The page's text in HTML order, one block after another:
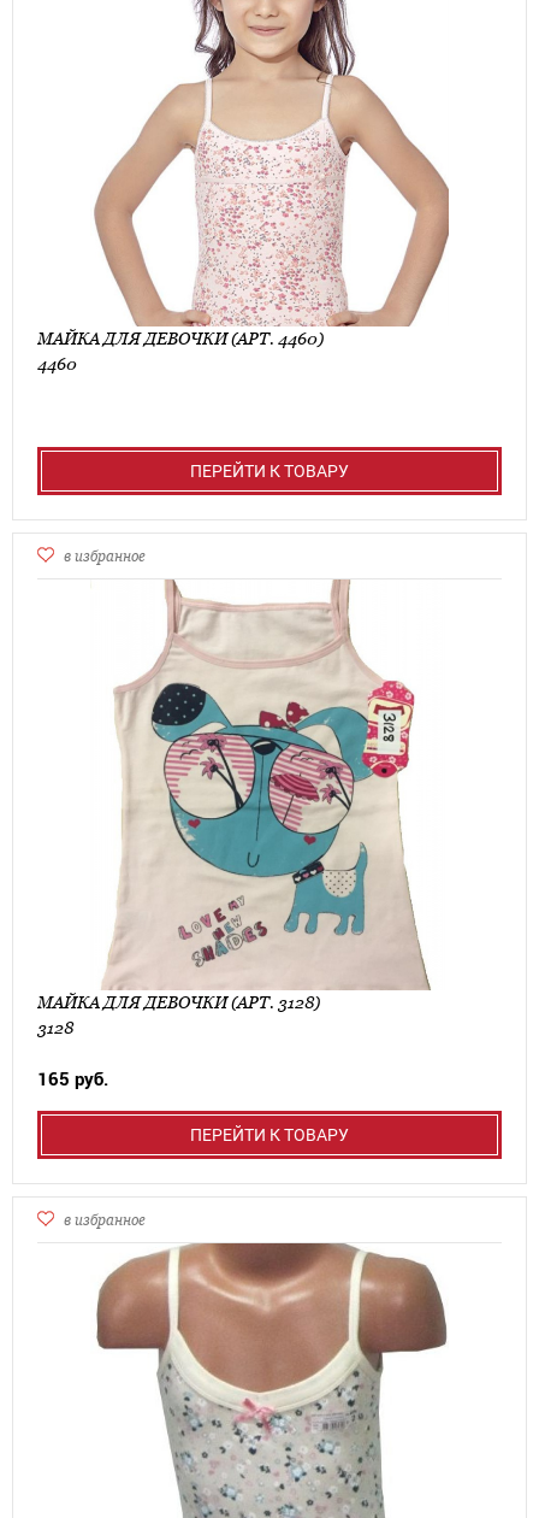
МАЙКА ДЛЯ ДЕВОЧКИ (АРТ. 4460)
4460
ПЕРЕЙТИ К ТОВАРУ
в избранное
МАЙКА ДЛЯ ДЕВОЧКИ (АРТ. 3128)
3128
165 руб.
ПЕРЕЙТИ К ТОВАРУ
в избранное